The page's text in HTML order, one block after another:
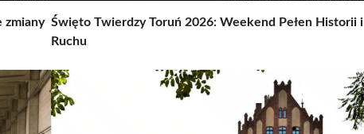
zmiany Święto Twierdzy Toruń 2026: Weekend Pełen Historii i
Ruchu